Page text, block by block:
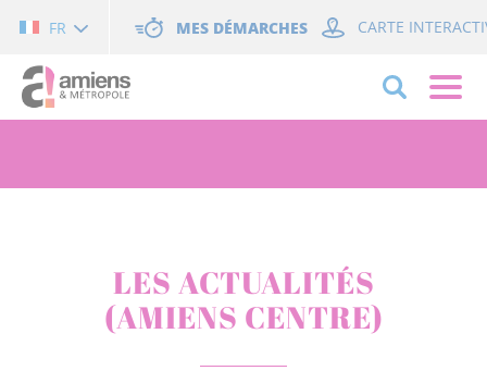
FR MES DÉMARCHES CARTE
LES ACTUALITÉS
(AMIENS CENTRE)